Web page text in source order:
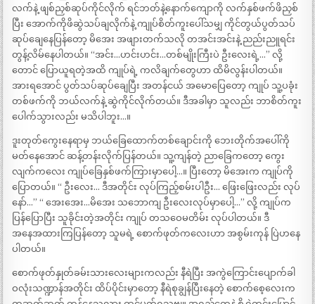
လက်နဲ့ ဖျစ်ညှစ်ဆုပ်ကိုင်လိုက် ရင်ဘတ်နဲ့နောက်ကျောကို လက်နှစ်ဖက်ဖိညှစ်
ပြီး အောက်ကိုဖိဆွဲသပ်ချလိုက်နဲ့ ကျုပ်စိတ်ကူးပေါ်သမျှ ကိုင်တွယ်ပွတ်သပ်
ဆုပ်ချေနေပြန်တော့ မိအေး အဖျားတက်သလို တအင်းအင်းနဲ့ ညည်းညူရင်း
တွန့်လိမ်နေပါတယ်။ “အင်း…ဟင်းဟင်း…တစ်မျိုးကြီးပဲ ဦးလေးရဲ့…” လို့
တောင် ပြောယူရတဲ့အထိ ကျုပ်ရဲ့ ကလိချက်တွေဟာ ထိမိလွန်းပါတယ်။
အားရအောင် ပွတ်သပ်ဆုပ်ချေပြီး အတန်ငယ် အမောပြေတော့ ကျုပ် သူ့ပခုံး
တစ်ဖက်ကို ဘယ်လက်နဲ့ ဆွဲကိုင်လိုက်တယ်။ ဒီအခါမှာ သူလည်း ဘာစိတ်ကူး
ပေါက်သွားလည်း မသိပါဘူး…။
ဒူးတုတ်ကွေးနေရာမှ ဘယ်ခြေထောက်တစ်ချောင်းကို ဘေးတိုက်အပေါ်ကို
မတ်နေအောင် ဆန့်တန်းလိုက်ပြန်တယ်။ သူ့ကျန်တဲ့ ညာခြေကတော့ ကွေး
လျက်ကလေး ကျုပ်ခြေနှစ်ဖက်ကြားမှာပေါ့…။ ပြီးတော့ မိအေးက ကျုပ်ကို
ပြောတယ်။ “ ဦးလေး… ဒီအတိုင်း လုပ်ကြည့်စမ်းပါဦး… ဖြေးဖြေးလည်း လုပ်
နော်…” “ အေးအေး…မိအေး သဘောကျ ဦးလေးလုပ်မှာပေါ့…” လို့ ကျုပ်က
ပြန်ပြောပြီး သူခိုင်းတဲ့အတိုင်း ကျုပ် တသဝေမတိမ်း လုပ်ပါတယ်။ ဒီ
အနေအထားကြပြန်တော့ သူမရဲ့ စောက်ဖုတ်ကလေးဟာ အစွမ်းကုန် ပြဲဟနေ
ပါတယ်။
စောက်ဖုတ်နှုတ်ခမ်းသားလေးများကလည်း နီရဲပြီး အကွဲကြောင်းပျောက်ခါ
ဝလုံးသဏ္ဍာန်အတိုင်း ထိပ်ပိုင်းမှာတော့ နီရဲစုချွန်ပြီးနေတဲ့ စောက်စေ့လေးက